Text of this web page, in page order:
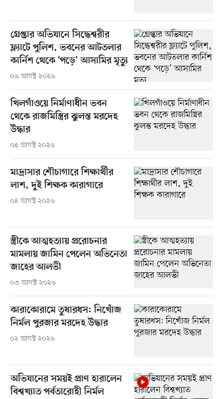
গ্রেপ্তার অভিযানে সিদ্ধেশ্বরীর
ফ্ল্যাটে পুলিশ, ভবনের আটতলার
কার্নিশ থেকে ‘পড়ে’ আসামির মৃত্যু
০৬ আগস্ট ২০২৬
খিলগাঁওয়ে নির্মাণাধীন ভবন
থেকে রাজমিস্ত্রির ঝুলন্ত মরদেহ
উদ্ধার
০৫ আগস্ট ২০২৬
মাদ্রাসার শৌচাগারে শিক্ষার্থীর
লাশ, দুই শিক্ষক কারাগারে
০৪ আগস্ট ২০২৬
স্ত্রীকে আত্মহত্যায় প্ররোচনার
মামলায় জামিন পেলেন অভিনেতা
জাহের আলভী
০৩ আগস্ট ২০২৬
কারাকোরামে তুষারধস: নিখোঁজ
নির্মল পুরজার মরদেহ উদ্ধার
০২ আগস্ট ২০২৬
অভিযানের সময়ই প্রাণ হারালেন
বিশ্বখ্যাত পর্বতারোহী নির্মল